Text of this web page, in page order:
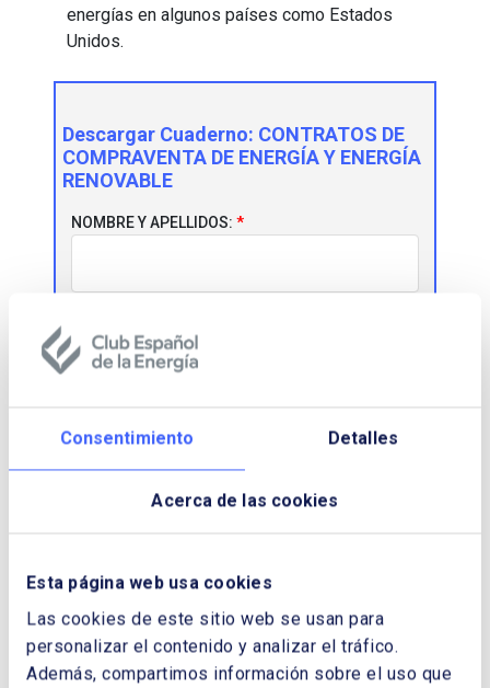
Consentimiento Detalles
Acerca de las cookies
Esta página web usa cookies
Las cookies de este sitio web se usan para
personalizar el contenido y analizar el tráfico.
Además, compartimos información sobre el uso que
energías en algunos países como Estados
Unidos.
Descargar Cuaderno: CONTRATOS DE
COMPRAVENTA DE ENERGÍA Y ENERGÍA
RENOVABLE
NOMBRE Y APELLIDOS: